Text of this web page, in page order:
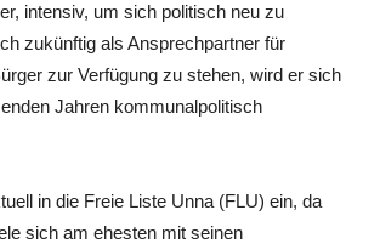
intensiv, um sich politisch neu zu
zukünftig als Ansprechpartner für
zur Verfügung zu stehen, wird er sich
Jahren kommunalpolitisch
in die Freie Liste Unna (FLU) ein, da
sich am ehesten mit seinen